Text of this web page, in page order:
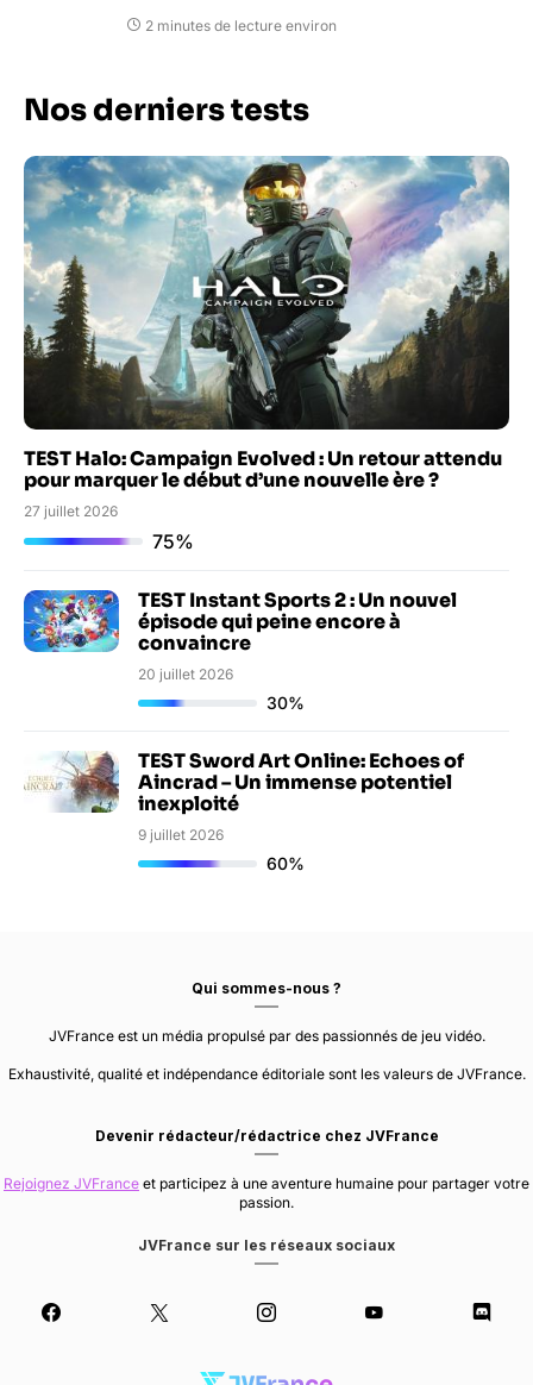
2 minutes de lecture environ
Nos derniers tests
TEST Halo: Campaign Evolved : Un retour attendu
pour marquer le début d’une nouvelle ère ?
27 juillet 2026
75%
TEST Instant Sports 2 : Un nouvel
épisode qui peine encore à
convaincre
20 juillet 2026
30%
TEST Sword Art Online: Echoes of
Aincrad – Un immense potentiel
inexploité
9 juillet 2026
60%
Qui sommes-nous ?
JVFrance est un média propulsé par des passionnés de jeu vidéo.
Exhaustivité, qualité et indépendance éditoriale sont les valeurs de JVFrance.
Devenir rédacteur/rédactrice chez JVFrance
Rejoignez JVFrance et participez à une aventure humaine pour partager votre
passion.
JVFrance sur les réseaux sociaux